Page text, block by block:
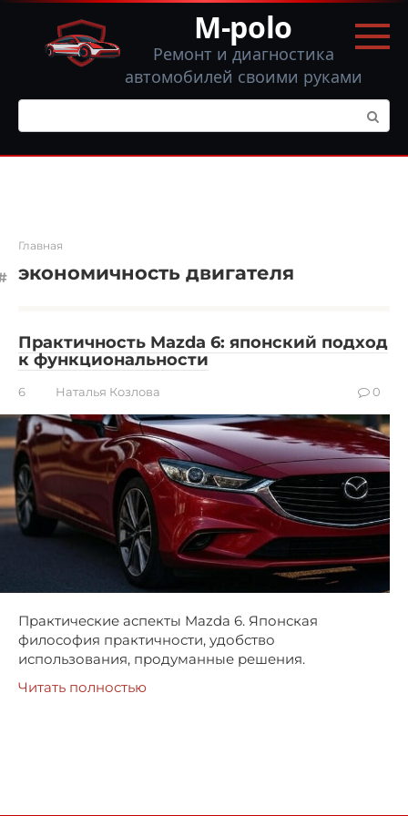
Перейти
контенту
M-polo
Ремонт и диагностика
автомобилей своими руками
Поиск:
Главная
экономичность двигателя
Практичность Mazda 6: японский подход
к функциональности
6 Наталья Козлова 0
Практические аспекты Mazda 6. Японская
философия практичности, удобство
использования, продуманные решения.
Читать полностью